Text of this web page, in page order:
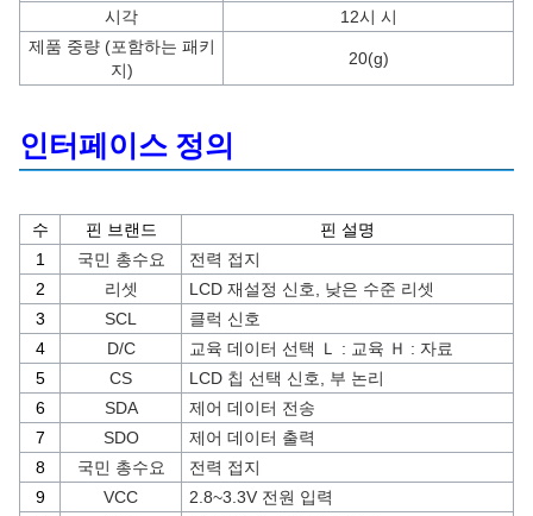
시각
12시 시
제품 중량 (포함하는 패키
지)
20(g)
인터페이스 정의
수 핀 브랜드
핀 설명
1
국민 총수요
전력 접지
2
리셋
LCD 재설정 신호, 낮은 수준 리셋
3
SCL
클럭 신호
4
D/C
교육 데이터 선택 Ｌ : 교육 Ｈ : 자료
5
CS
LCD 칩 선택 신호, 부 논리
6
SDA
제어 데이터 전송
7
SDO
제어 데이터 출력
8
국민 총수요
전력 접지
9
VCC
2.8~3.3V 전원 입력